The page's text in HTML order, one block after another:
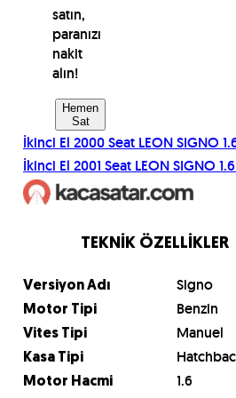
satın,
paranızı
nakit
alın!
Hemen
Sat
İkinci El 2000Seat LEON SIGNO
İkinci El 2001 Seat LEON SIGNO 1.6
TEKNİK ÖZELLİKLER
Versiyon Adı Signo
Motor Tipi Benzin
Vites Tipi Manuel
Kasa Tipi
Motor Hacmi
1.6